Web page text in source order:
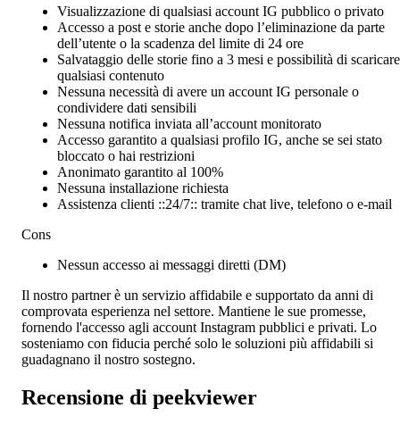
Visualizzazione di qualsiasi account IG pubblico o privato
Accesso a post e storie anche dopo l’eliminazione da parte
dell’utente o la scadenza del limite di 24 ore
Salvataggio delle storie fino a 3 mesi e possibilità di scaricare
qualsiasi contenuto
Nessuna necessità di avere un account IG personale o
condividere dati sensibili
Nessuna notifica inviata all’account monitorato
Accesso garantito a qualsiasi profilo IG, anche se sei stato
bloccato o hai restrizioni
Anonimato garantito al 100%
Nessuna installazione richiesta
Assistenza clienti ::24/7:: tramite chat live, telefono o e-mail
Cons
Nessun accesso ai messaggi diretti (DM)
Il nostro partner è un servizio affidabile e supportato da anni di
comprovata esperienza nel settore. Mantiene le sue promesse,
fornendo l'accesso agli account Instagram pubblici e privati. Lo
sosteniamo con fiducia perché solo le soluzioni più affidabili si
guadagnano il nostro sostegno.
Recensione di peekviewer